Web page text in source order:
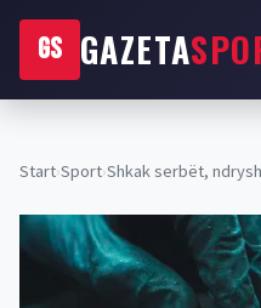
GS GAZETA
Start›Sport›Shkak serbët,